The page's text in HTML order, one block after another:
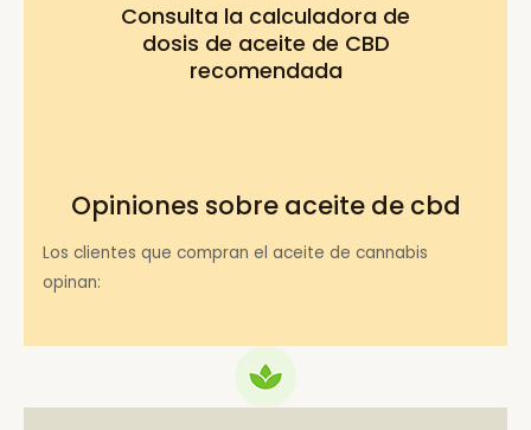
Consulta la calculadora de
dosis de aceite de CBD
recomendada
Opiniones sobre aceite de cbd
Los clientes que compran el aceite de cannabis
opinan: